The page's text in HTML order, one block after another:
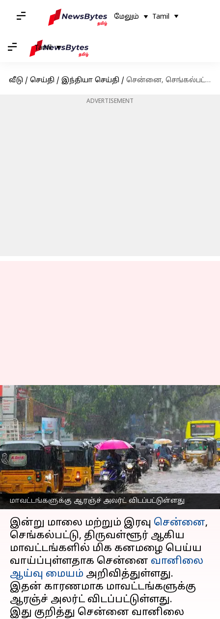
மேலும் Tamil
Tamil
வீடு / செய்தி / இந்தியா செய்தி / சென்னை, செங்கல்பட்டு, திருவள்ளூரில் இன்று மிக கனமழைக்கு வாய்ப்பு: வானிலை ஆய்வு மையம் அறிவிப்பு
ADVERTISEMENT
மாவட்டங்களுக்கு ஆரஞ்ச் அலர்ட் விடப்பட்டுள்ளது
சென்னை, செங்கல்பட்டு,
திருவள்ளூரில் இன்று மிக
கனமழைக்கு வாய்ப்பு:
வானிலை ஆய்வு மையம்
அறிவிப்பு
எழுதியவர் Venkatalakshmi V Nov 12, 2024 04:19 pm
செய்தி முன்னோட்டம்
இன்று மாலை மற்றும் இரவு சென்னை,
செங்கல்பட்டு, திருவள்ளூர் ஆகிய
மாவட்டங்களில் மிக கனமழை பெய்ய
வாய்ப்புள்ளதாக சென்னை வானிலை
ஆய்வு மையம் அறிவித்துள்ளது.
இதன் காரணமாக மாவட்டங்களுக்கு
ஆரஞ்ச் அலர்ட் விடப்பட்டுள்ளது.
இது குறித்து சென்னை வானிலை